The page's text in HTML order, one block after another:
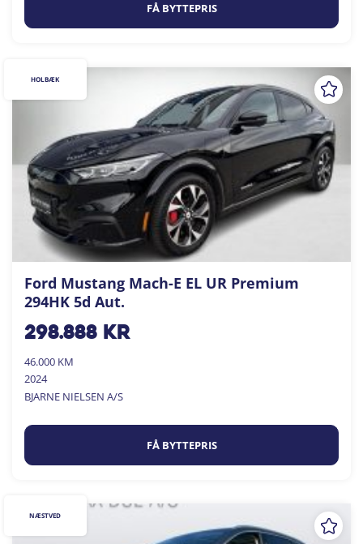
FÅ BYTTEPRIS
Ford Mustang Mach-E EL UR Premium
294HK 5d Aut.
298.888kr
46.000 KM
2024
BJARNE NIELSEN A/S
FÅ BYTTEPRIS
HOLBÆK
NÆSTVED